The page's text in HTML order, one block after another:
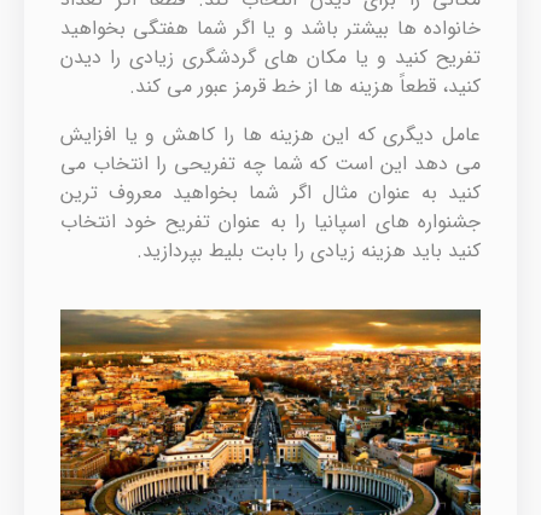
خانواده ها بیشتر باشد و یا اگر شما هفتگی بخواهید
تفریح کنید و یا مکان های گردشگری زیادی را دیدن
کنید، قطعاً هزینه ها از خط قرمز عبور می کند.
عامل دیگری که این هزینه ها را کاهش و یا افزایش
می دهد این است که شما چه تفریحی را انتخاب می
کنید به عنوان مثال اگر شما بخواهید معروف ترین
جشنواره های اسپانیا را به عنوان تفریح خود انتخاب
کنید باید هزینه زیادی را بابت بلیط بپردازید.